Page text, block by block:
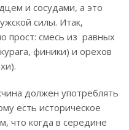
и сосудами, а это
силы. Итак,
прост: смесь из равных
финики) и орехов
должен употреблять
есть историческое
что когда в середине